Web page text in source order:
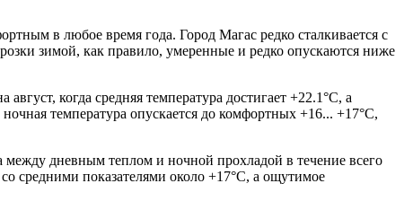
в любое время года. Город Магас редко сталкивается с
зимой, как правило, умеренные и редко опускаются ниже
когда средняя температура достигает +22.1°C, а
температура опускается до комфортных +16... +17°C,
между дневным теплом и ночной прохладой в течение всего
средними показателями около +17°C, а ощутимое